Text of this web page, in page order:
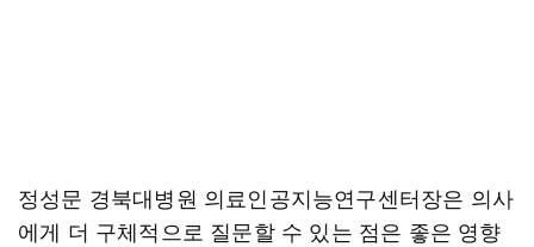
정성문 경북대병원 의료인공지능연구센터장은 의사
에게 더 구체적으로 질문할 수 있는 점은 좋은 영향